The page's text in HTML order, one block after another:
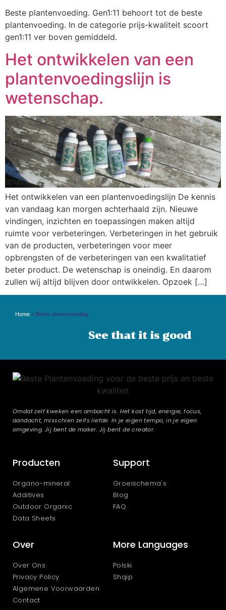
Beste plantenvoeding. Gen1:11 behoort tot de beste
plantenvoeding. In de categorie prijs-kwaliteit scoort
gen1:11 ver boven gemiddeld.
Het ontwikkelen van een
plantenvoedingslijn is
wetenschap.
Het ontwikkelen van een plantenvoedingslijn De kennis
van vandaag kan morgen achterhaald zijn. Nieuwe
vindingen, inzichten en toepassingen maken altijd
ruimte voor verbeteringen. Verbeteringen in het gebruik
van de producten, verbeteringen voor meer
opbrengsten of de verbeteringen van een kwalitatief
beter product. De wetenschap is oneindig. En daarom
zullen wij altijd blijven door ontwikkelen. Opzoek […]
Home » Beste plantenvoeding
See that it is good
Omdat zelf kweken een ambacht is. Het kost tijd, energie, focus,
aandacht, misschien zelfs liefde. In je eigen tempo, in je eigen
omgeving. Jij bent de maker. Jij bent de creator.
Producten
Organo-mineral
Additives
Outdoor Organic
Data Sheets
Support
Groeischema's
Blog
FAQ
Over
Over Ons
Privacy Policy
Algemene Voorwaarden
Contact
More Languages
Polski
Shqip